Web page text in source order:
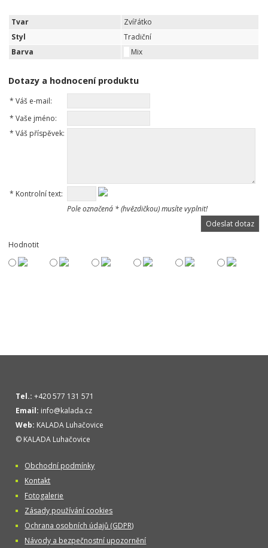
Tvar
Zvířátko
Styl
Tradiční
Barva
Mix
Dotazy a hodnocení produktu
* Váš e-mail:
* Vaše jméno:
* Váš příspěvek:
* Kontrolní text:
Pole označená * (hvězdičkou) musíte vyplnit!
Hodnotit
Tel.: +420 577 131 571
Email: info@kalada.cz
Web: KALADA Luhačovice
© KALADA Luhačovice
Obchodní podmínky
Kontakt
Fotogalerie
Zásady používání cookies
Ochrana osobních údajů (GDPR)
Návody a bezpečnostní upozornění